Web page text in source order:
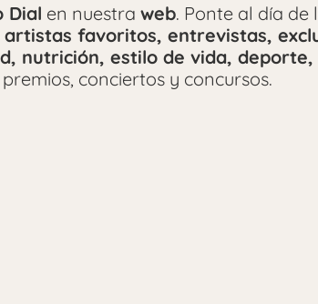
Dial en nuestra web. Ponte al día de
artistas favoritos, entrevistas,
nutrición, estilo de vida,
conciertos y concursos.